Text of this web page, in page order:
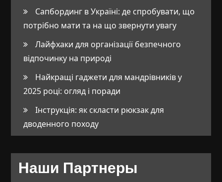
Сапбординг в Україні: де спробувати, що
потрібно мати та на що звернути увагу
Лайфхаки для організації безпечного
відпочинку на природі
Найкращі гаджети для мандрівників у
2025 році: огляд і поради
Інструкція: як скласти рюкзак для
дводенного походу
Наши Партнеры